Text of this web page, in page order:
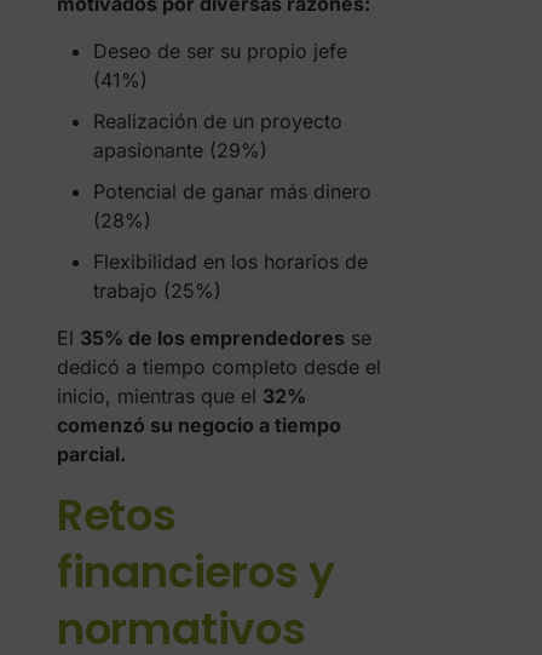
Deseo de ser su propio jefe
(41%)
Realización de un proyecto
apasionante (29%)
Potencial de ganar más dinero
(28%)
Flexibilidad en los horarios de
trabajo (25%)
El 35% de los emprendedores se
dedicó a tiempo completo desde el
inicio, mientras que el 32%
comenzó su negocio a tiempo
parcial.
Retos
financieros y
normativos